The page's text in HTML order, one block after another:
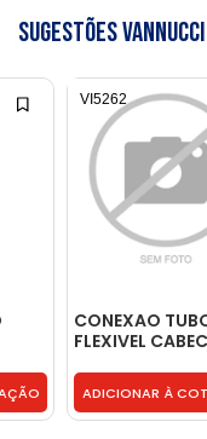
Sugestões Vannucci
CONEXAO
FLEXIVEL
ADICIONAR À
VI5262